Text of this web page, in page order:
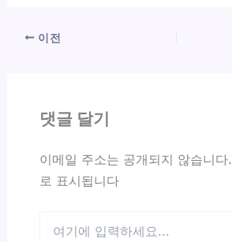
이전
댓글 달기
이메일 주소는 공개되지 않습니다.
로 표시됩니다